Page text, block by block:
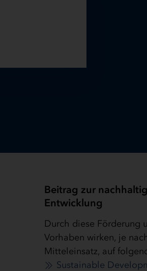
Beitrag zur
Entwicklung
Durch diese Förderung
Vorhaben wirken, je
Mitteleinsatz, auf
Sustainable